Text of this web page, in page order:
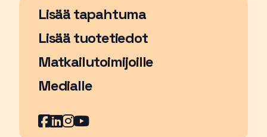
Lisää tapahtuma
Sivu avautuu uudessa ikkunassa
Lisää tuotetiedot
Matkailutoimijoille
Medialle
Facebook
Sivu avautuu uudessa ikkunassa
LinkedIn
Sivu avautuu uudessa ikkunassa
Instagram
Sivu avautuu uudessa
YouTube
Sivu avautuu uudessa